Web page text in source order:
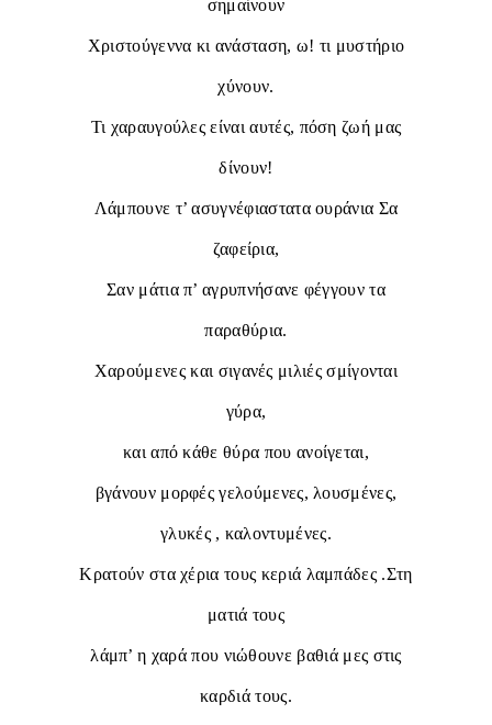
σημαίνουν
Χριστούγεννα κι ανάσταση, ω! τι μυστήριο
χύνουν.
Τι χαραυγούλες είναι αυτές, πόση ζωή μας
δίνουν!
Λάμπουνε τ’ ασυγνέφιαστατα ουράνια Σα
ζαφείρια,
Σαν μάτια π’ αγρυπνήσανε φέγγουν τα
παραθύρια.
Χαρούμενες και σιγανές μιλιές σμίγονται
γύρα,
και από κάθε θύρα που ανοίγεται,
βγάνουν μορφές γελούμενες, λουσμένες,
γλυκές , καλοντυμένες.
Κρατούν στα χέρια τους κεριά λαμπάδες .Στη
ματιά τους
λάμπ’ η χαρά που νιώθουνε βαθιά μες στις
καρδιά τους.